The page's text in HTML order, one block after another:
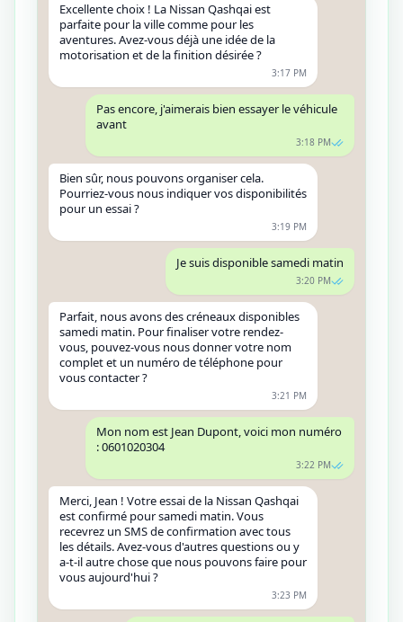
Excellente choix ! La Nissan Qashqai est
parfaite pour la ville comme pour les
aventures. Avez-vous déjà une idée de la
motorisation et de la finition désirée ?
3:17 PM
Pas encore, j'aimerais bien essayer le véhicule
avant
3:18 PM
Bien sûr, nous pouvons organiser cela.
Pourriez-vous nous indiquer vos disponibilités
pour un essai ?
3:19 PM
Je suis disponible samedi matin
3:20 PM
Parfait, nous avons des créneaux disponibles
samedi matin. Pour finaliser votre rendez-
vous, pouvez-vous nous donner votre nom
complet et un numéro de téléphone pour
vous contacter ?
3:21 PM
Mon nom est Jean Dupont, voici mon numéro
: 0601020304
3:22 PM
Merci, Jean ! Votre essai de la Nissan Qashqai
est confirmé pour samedi matin. Vous
recevrez un SMS de confirmation avec tous
les détails. Avez-vous d'autres questions ou y
a-t-il autre chose que nous pouvons faire pour
vous aujourd'hui ?
3:23 PM